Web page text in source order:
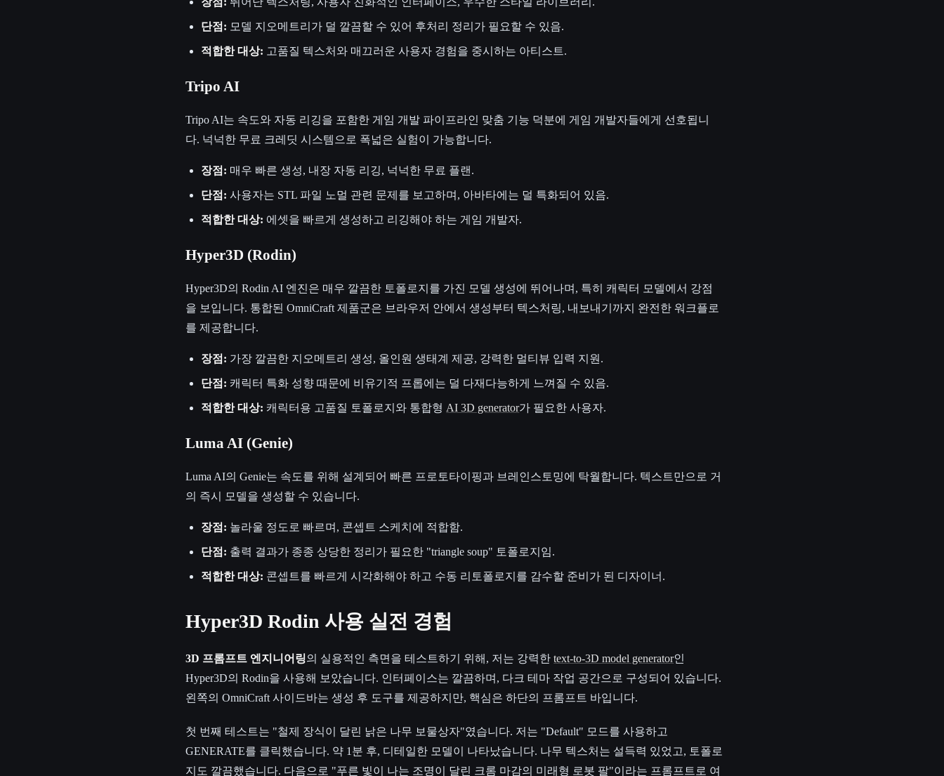
단점: 모델 지오메트리가 덜 깔끔할 수 있어 후처리 정리가 필요할 수 있음.
적합한 대상: 고품질 텍스처와 매끄러운 사용자 경험을 중시하는 아티스트.
Tripo AI
Tripo AI는 속도와 자동 리깅을 포함한 게임 개발 파이프라인 맞춤 기능 덕분에 게임 개발자들에게 선호됩니
다. 넉넉한 무료 크레딧 시스템으로 폭넓은 실험이 가능합니다.
장점: 매우 빠른 생성, 내장 자동 리깅, 넉넉한 무료 플랜.
단점: 사용자는 STL 파일 노멀 관련 문제를 보고하며, 아바타에는 덜 특화되어 있음.
적합한 대상: 에셋을 빠르게 생성하고 리깅해야 하는 게임 개발자.
Hyper3D (Rodin)
Hyper3D의 Rodin AI 엔진은 매우 깔끔한 토폴로지를 가진 모델 생성에 뛰어나며, 특히 캐릭터 모델에서 강점
을 보입니다. 통합된 OmniCraft 제품군은 브라우저 안에서 생성부터 텍스처링, 내보내기까지 완전한 워크플로
를 제공합니다.
장점: 가장 깔끔한 지오메트리 생성, 올인원 생태계 제공, 강력한 멀티뷰 입력 지원.
단점: 캐릭터 특화 성향 때문에 비유기적 프롭에는 덜 다재다능하게 느껴질 수 있음.
적합한 대상: 캐릭터용 고품질 토폴로지와 통합형 AI 3D generator가 필요한 사용자.
Luma AI (Genie)
Luma AI의 Genie는 속도를 위해 설계되어 빠른 프로토타이핑과 브레인스토밍에 탁월합니다. 텍스트만으로 거
의 즉시 모델을 생성할 수 있습니다.
장점: 놀라울 정도로 빠르며, 콘셉트 스케치에 적합함.
단점: 출력 결과가 종종 상당한 정리가 필요한 "triangle soup" 토폴로지임.
적합한 대상: 콘셉트를 빠르게 시각화해야 하고 수동 리토폴로지를 감수할 준비가 된 디자이너.
Hyper3D Rodin 사용 실전 경험
3D 프롬프트 엔지니어링의 실용적인 측면을 테스트하기 위해, 저는 강력한text-to-3D model generator인
Hyper3D의 Rodin을 사용해 보았습니다. 인터페이스는 깔끔하며, 다크 테마 작업 공간으로 구성되어 있습니다.
왼쪽의 OmniCraft 사이드바는 생성 후 도구를 제공하지만, 핵심은 하단의 프롬프트 바입니다.
첫 번째 테스트는 "철제 장식이 달린 낡은 나무 보물상자"였습니다. 저는 "Default" 모드를 사용하고
GENERATE를 클릭했습니다. 약 1분 후, 디테일한 모델이 나타났습니다. 나무 텍스처는 설득력 있었고, 토폴로
지도 깔끔했습니다. 다음으로 "푸른 빛이 나는 조명이 달린 크롬 마감의 미래형 로봇 팔"이라는 프롬프트로 여